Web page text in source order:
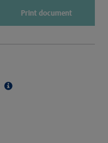
Print document